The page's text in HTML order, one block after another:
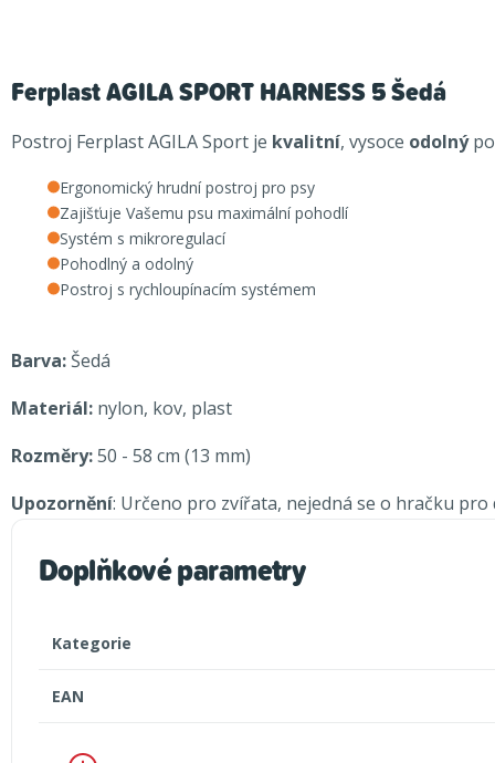
Ferplast AGILA SPORT HARNESS 5 Šedá
Postroj Ferplast AGILA Sport je kvalitní, vysoce odolný
Ergonomický hrudní postroj pro psy
Zajišťuje Vašemu psu maximální pohodlí
Systém s mikroregulací
Pohodlný a odolný
Postroj s rychloupínacím systémem
Barva: Šedá
Materiál: nylon, kov, plast
Rozměry:50 - 58 cm (13 mm)
Upozornění: Určeno pro zvířata, nejedná se o hračku pro
Doplňkové parametry
Kategorie
EAN